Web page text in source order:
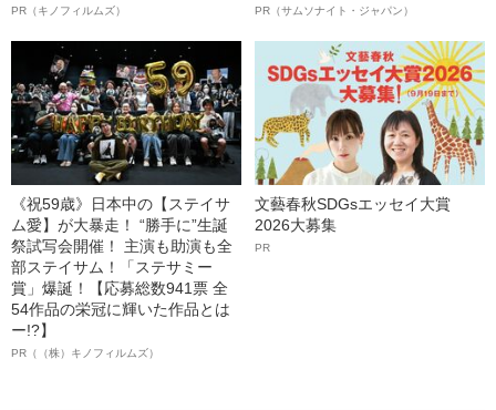
PR（キノフィルムズ） PR（サムソナイト・ジャパン）
《祝59歳》日本中の【ステイサ
ム愛】が大暴走！ “勝手に”生誕
祭試写会開催！ 主演も助演も全
部ステイサム！「ステサミー
賞」爆誕！【応募総数941票 全
54作品の栄冠に輝いた作品とは
ー!?】
PR（（株）キノフィルムズ）
文藝春秋SDGsエッセイ大賞
2026大募集
PR